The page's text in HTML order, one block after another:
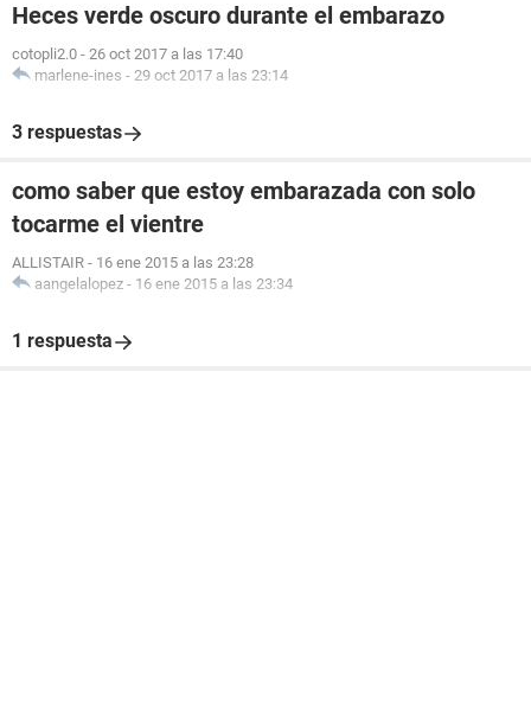
Heces verde oscuro durante el embarazo
cotopli2.0 - 26 oct 2017 a las 17:40
marlene-ines - 29 oct 2017 a las 23:14
3 respuestas
como saber que estoy embarazada con solo
tocarme el vientre
ALLISTAIR - 16 ene 2015 a las 23:28
aangelalopez - 16 ene 2015 a las 23:34
1 respuesta